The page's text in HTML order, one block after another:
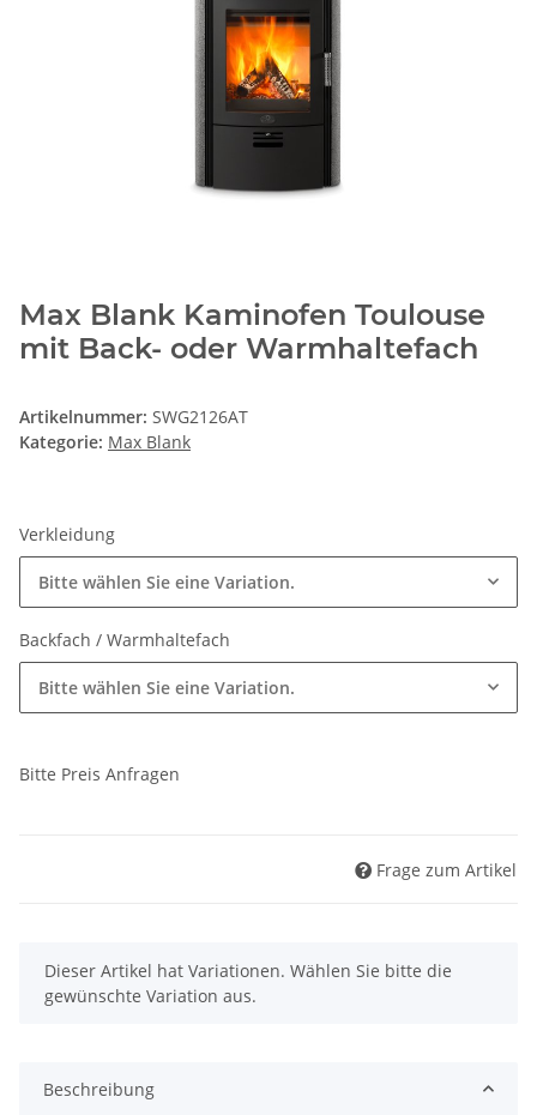
Max Blank Kaminofen Toulouse
mit Back- oder Warmhaltefach
Artikelnummer: SWG2126AT
Kategorie: Max Blank
Verkleidung
Bitte wählen Sie eine Variation.
Backfach / Warmhaltefach
Bitte wählen Sie eine Variation.
Bitte Preis Anfragen
Frage zum Artikel
x
Dieser Artikel hat Variationen. Wählen Sie bitte die
gewünschte Variation aus.
Beschreibung